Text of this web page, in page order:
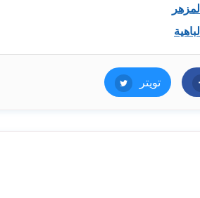
فيسبوكتويتر تويتر